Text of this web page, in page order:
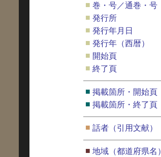
■ 巻・号／通巻・号
■ 発行所
■ 発行年月日
■ 発行年（西暦）
■ 開始頁
■ 終了頁
■ 掲載箇所・開始頁
■ 掲載箇所・終了頁
■ 話者（引用文献）
■ 地域（都道府県名）